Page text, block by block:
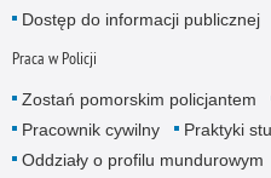
Dostęp do informacji publicznej
Praca w Policji
Zostań pomorskim policjantem
Pracownik cywilny
Praktyki
Oddziały o profilu mundurowym